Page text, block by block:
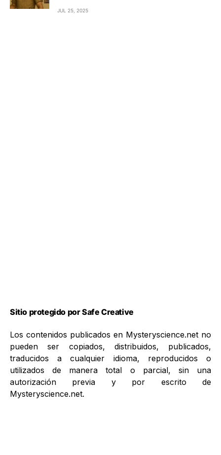
JUL 25, 2025
Sitio protegido por Safe Creative
Los contenidos publicados en Mysteryscience.net no
pueden ser copiados, distribuidos, publicados,
traducidos a cualquier idioma, reproducidos o
utilizados de manera total o parcial, sin una
autorización previa y por escrito de
Mysteryscience.net.